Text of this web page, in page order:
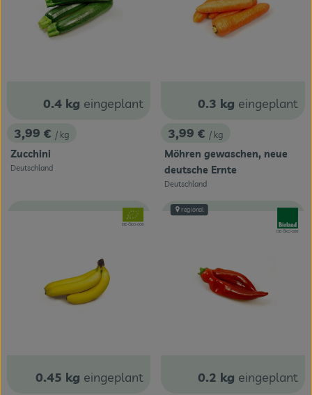
, Preis:
3,99 € / kg
Zucchini
, Herkunft:
Deutschland
0.4 kg eingeplant
, Preis:
3,99 € / kg
Möhren gewaschen, neue
deutsche Ernte
, Herkunft:
Deutschland
0.3 kg eingeplant
0.45 kg eingeplant
, Verband:
, Kontrollstelle:
DE-ÖKO-006
0.2 kg eingeplant
, Kontrollstelle:
DE-ÖKO-006
regional